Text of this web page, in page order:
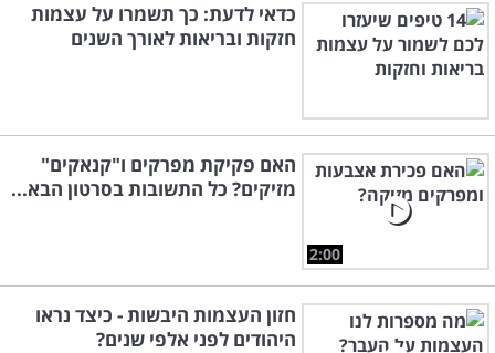
כדאי לדעת: כך תשמרו על עצמות
חזקות ובריאות לאורך השנים
2:00
האם פקיקת מפרקים ו"קנאקים"
מזיקים? כל התשובות בסרטון הבא...
חזון העצמות היבשות - כיצד נראו
היהודים לפני אלפי שנים?